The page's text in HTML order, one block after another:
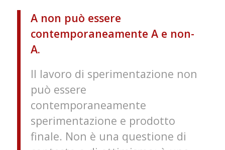
A non può essere
contemporaneamente A e non-
A.
Il lavoro di sperimentazione non
può essere
contemporaneamente
sperimentazione e prodotto
finale. Non è una questione di